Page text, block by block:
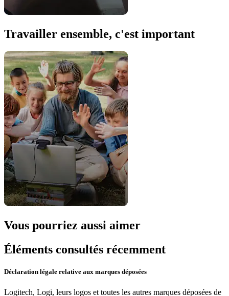
Travailler ensemble, c'est important
Vous pourriez aussi aimer
Éléments consultés récemment
Déclaration légale relative aux marques déposées
Logitech, Logi, leurs logos et toutes les autres marques déposées de